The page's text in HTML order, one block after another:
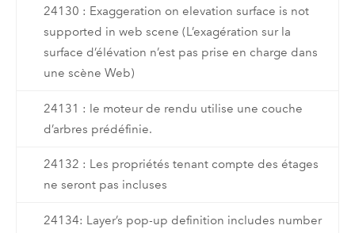
24130 : Exaggeration on elevation surface is not
supported in web scene (L’exagération sur la
surface d’élévation n’est pas prise en charge dans
une scène Web)
24131 : le moteur de rendu utilise une couche
d’arbres prédéfinie.
24132 : Les propriétés tenant compte des étages
ne seront pas incluses
24134: Layer’s pop-up definition includes number